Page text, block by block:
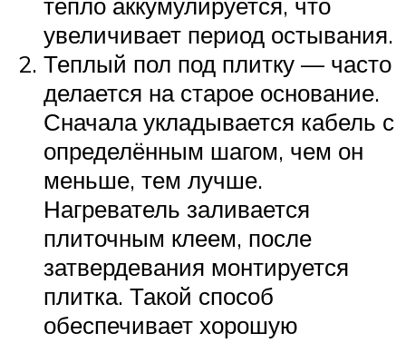
увеличивает период остывания.
Теплый пол под плитку — часто
делается на старое основание.
Сначала укладывается кабель с
определённым шагом, чем он
меньше, тем лучше.
Нагреватель заливается
плиточным клеем, после
затвердевания монтируется
плитка. Такой способ
обеспечивает хорошую